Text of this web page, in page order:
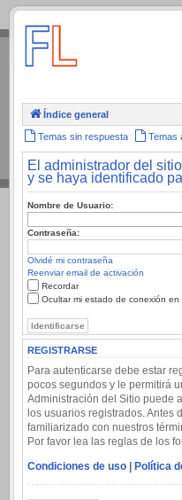
.
Índice general
Temas sin respuesta Temas
El administrador del
y se haya identificado
Nombre de Usuario:
Contraseña:
Olvidé mi contraseña
Reenviar email de activación
Recordar
Ocultar mi estado de conexión en
REGISTRARSE
Para autenticarse debe estar
pocos segundos y le permitirá
Administración del Sitio puede
los usuarios registrados. Antes
familiarizado con nuestros
Por favor lea las reglas de los
Condiciones de uso | Política